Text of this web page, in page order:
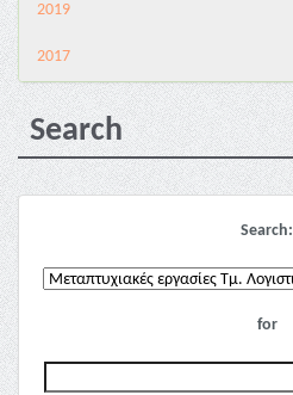
2019
2017
Search
Search:
for